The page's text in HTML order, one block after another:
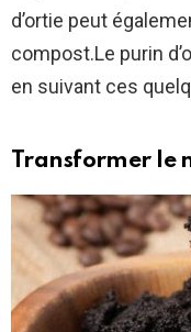
d’ortie peut
compost.Le purin
en suivant ces
Transformer le